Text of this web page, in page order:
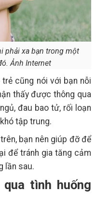
phải xa bạn trong một
Ảnh Internet
cũng nói với bạn nỗi
thấy được thông qua
đau bao tử, rối loạn
tập trung.
bạn nên giúp đỡ để
để tránh gia tăng cảm
lần sau.
tình huống